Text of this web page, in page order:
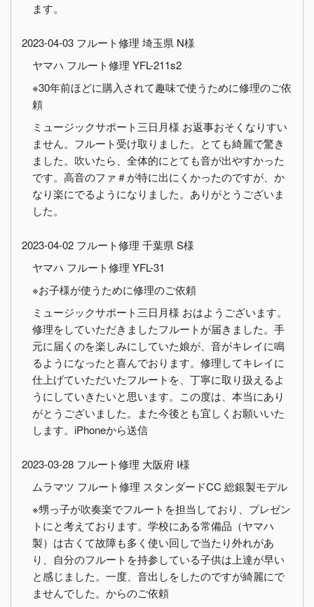
ます。
2023-04-03 フルート修理 埼玉県 N様
ヤマハ フルート修理 YFL-211s2
※30年前ほどに購入されて趣味で使うために修理のご依
頼
ミュージックサポート三日月様 お返事おそくなりすい
ません。フルート受け取りました。とても綺麗で驚き
ました。吹いたら、全体的にとても音が出やすかった
です。高音のファ＃が特に出にくかったのですが、か
なり楽にでるようになりました。ありがとうございま
した。
2023-04-02 フルート修理 千葉県 S様
ヤマハ フルート修理 YFL-31
※お子様が使うために修理のご依頼
ミュージックサポート三日月様 おはようございます。
修理をしていただきましたフルートが届きました。手
元に届くのを楽しみにしていた娘が、音がキレイに鳴
るようになったと喜んでおります。修理してキレイに
仕上げていただいたフルートを、丁寧に取り扱えるよ
うにしていきたいと思います。この度は、本当にあり
がとうございました。また今後とも宜しくお願いいた
します。iPhoneから送信
2023-03-28 フルート修理 大阪府 I様
ムラマツ フルート修理 スタンダードCC 総銀製モデル
※甥っ子が吹奏楽でフルートを担当しており、プレゼン
トにと考えております。学校にある常備品（ヤマハ
製）は古くて故障も多く使い回しで当たり外れがあ
り、自分のフルートを持参している子供は上達が早い
と感じました。一度、音出しをしたのですが綺麗にで
ませんでした。からのご依頼